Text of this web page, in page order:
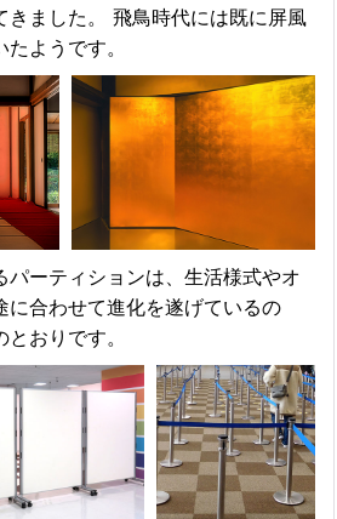
きました。 飛鳥時代には既に屏風
ようです。
パーティションは、生活様式やオ
に合わせて進化を遂げているの
おりです。